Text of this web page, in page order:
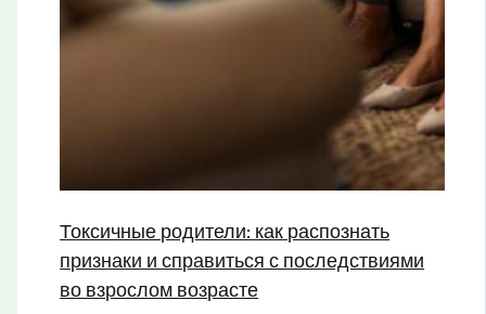
Токсичные родители: как распознать
признаки и справиться с последствиями
во взрослом возрасте